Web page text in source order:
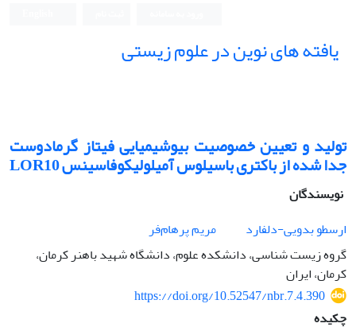
یافته های نوین در علوم زیستی
تولید و تعیین خصوصیت بیوشیمیایی فیتاز گرمادوست
جدا شده از باکتری باسیلوس آمیلولیکوفاسینس LOR10
نویسندگان
ارسطو بدویی-دلفارد
مریم پرهام‌فر
گروه زیست شناسی، دانشکده علوم، دانشگاه شهید باهنر کرمان،
کرمان، ایران
https://doi.org/10.52547/nbr.7.4.390
چکیده